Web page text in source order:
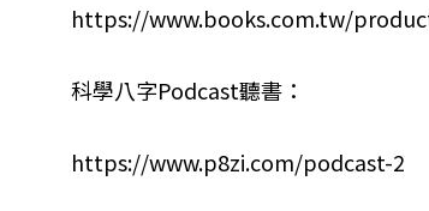
https://www.books.com.tw/
科學八字Podcast聽書：
https://www.p8zi.com/podcast-2